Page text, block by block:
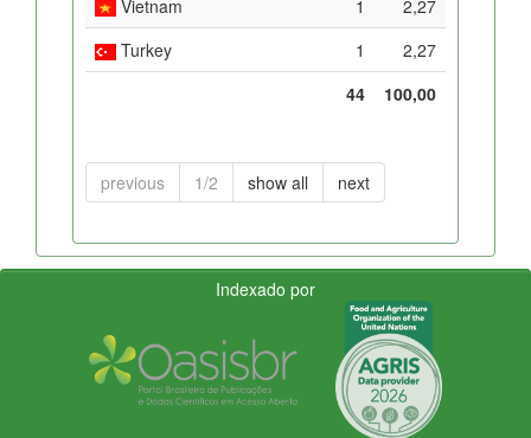
Vietnam
1
2,27
Turkey
1
2,27
44
100,00
previous 1/2 show all next
Indexado por